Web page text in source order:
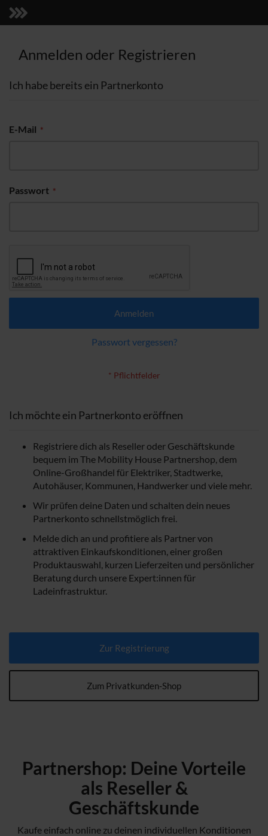
Anmelden oder Registrieren
Ich habe bereits ein Partnerkonto
E-Mail
Passwort
Anmelden
Passwort vergessen?
Ich möchte ein Partnerkonto eröffnen
Registriere dich als Reseller oder Geschäftskunde
bequem im The Mobility House Partnershop, dem
Online-Großhandel für Elektriker, Stadtwerke,
Autohäuser, Kommunen, Handwerker und viele mehr.
Wir prüfen deine Daten und schalten dein neues
Partnerkonto schnellstmöglich frei.
Melde dich an und profitiere als Partner von
attraktiven Einkaufskonditionen, einer großen
Produktauswahl, kurzen Lieferzeiten und persönlicher
Beratung durch unsere Expert:innen für
Ladeinfrastruktur.
Zur Registrierung
Zum Privatkunden-Shop
Partnershop: Deine Vorteile
als Reseller &
Geschäftskunde
Kaufe einfach online zu deinen individuellen Konditionen